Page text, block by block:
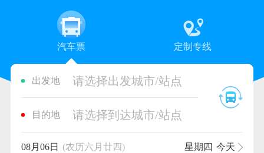
汽车票 定制专线
出发地 请选择出发城市/站点
目的地 请选择到达城市/站点
08月06日 (农历六月廿四) 星期四 今天